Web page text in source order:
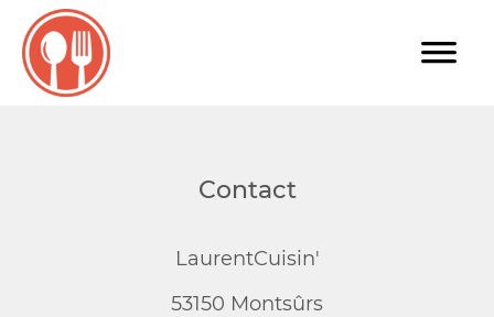
Contact
LaurentCuisin'
53150 Montsûrs